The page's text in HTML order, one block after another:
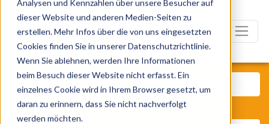
Analysen und Kennzahlen über unsere Besucher auf
dieser Website und anderen Medien-Seiten zu
erstellen. Mehr Infos über die von uns eingesetzten
Cookies finden Sie in unserer Datenschutzrichtlinie.
Wenn Sie ablehnen, werden Ihre Informationen
beim Besuch dieser Website nicht erfasst. Ein
einzelnes Cookie wird in Ihrem Browser gesetzt, um
daran zu erinnern, dass Sie nicht nachverfolgt
werden möchten.
Was? Künstler, Zelte, Bands,